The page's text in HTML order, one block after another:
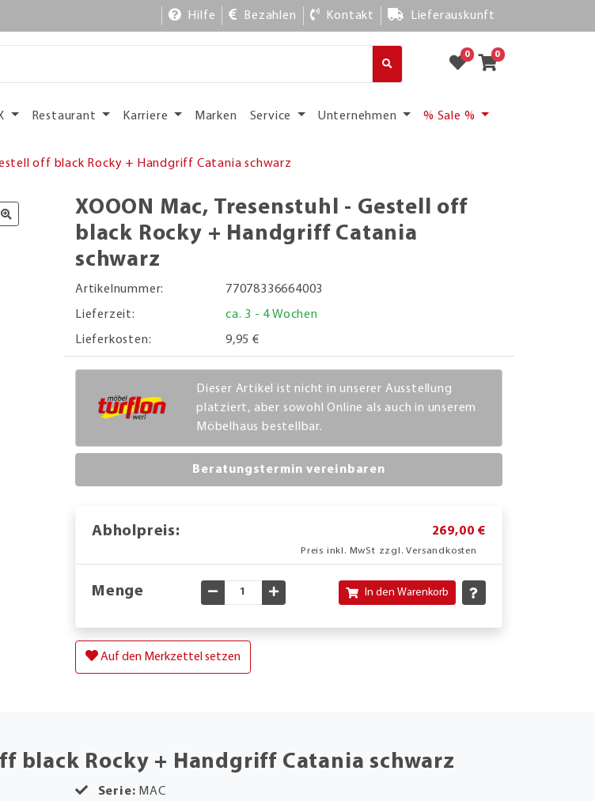
Hilfe Bezahlen Kontakt Lieferauskunft
0 0
Restaurant Karriere Marken Service Unternehmen % Sale %
off black Rocky + Handgriff Catania schwarz
XOOON Mac, Tresenstuhl - Gestell off
black Rocky + Handgriff Catania
schwarz
Artikelnummer:
77078336664003
Lieferzeit:
ca. 3 - 4 Wochen
Lieferkosten:
9,95 €
Dieser Artikel ist nicht in unserer Ausstellung
platziert, aber sowohl Online als auch in unserem
Möbelhaus bestellbar.
Beratungstermin vereinbaren
Abholpreis: 269,00 €
Preis inkl. MwSt zzgl. Versandkosten
Menge Gewünschte Menge verringern
Gewünschte Menge erhöhen
In den Warenkorb
Auf den Merkzettel setzen
black Rocky + Handgriff Catania schwarz
Serie: MAC